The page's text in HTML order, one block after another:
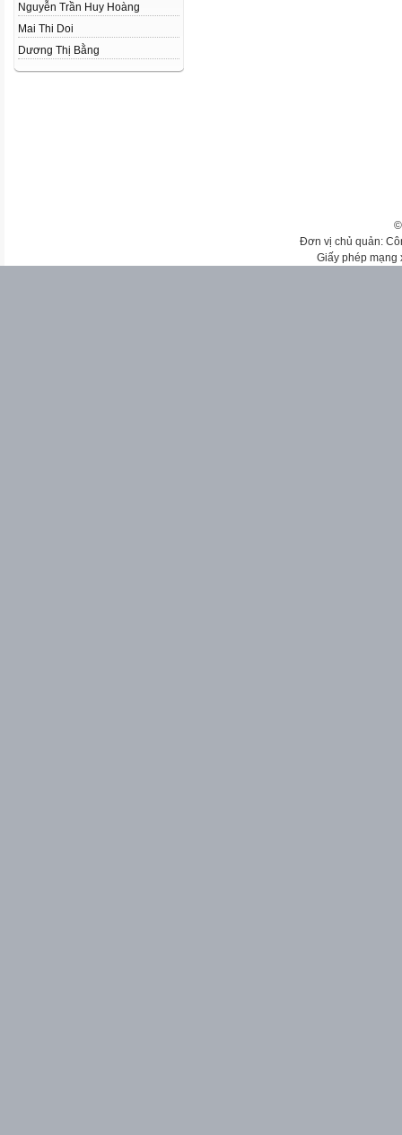
Nguyễn Trần Huy Hoàng
Mai Thi Doi
Dương Thị Bằng
Đơn vị chủ quản:
Giấy phép mạng